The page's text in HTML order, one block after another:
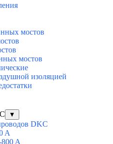
мостов
мостов
изоляцией
▼
DKC
A
A